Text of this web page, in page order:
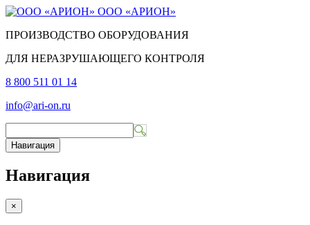
ООО «АРИОН»
ПРОИЗВОДСТВО ОБОРУДОВАНИЯ
ДЛЯ НЕРАЗРУШАЮЩЕГО КОНТРОЛЯ
8 800 511 01 14
info@ari-on.ru
Навигация
Навигация
×